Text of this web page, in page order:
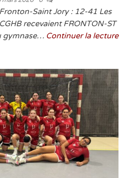
Saint Jory : 12-41 Les
recevaient FRONTON-ST
gymnase… Continuer la lecture